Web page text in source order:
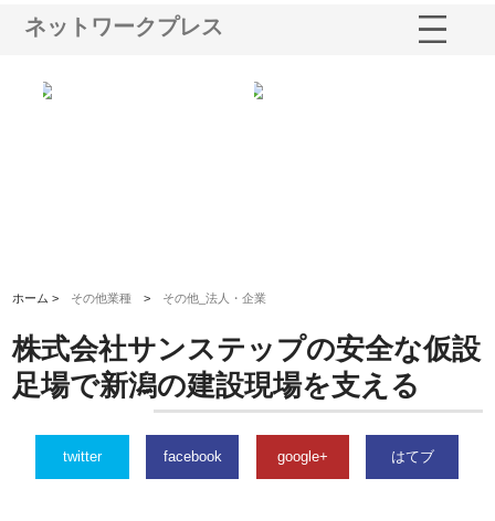
ネットワークプレス
ホーム > その他業種 > その他_法人・企業
株式会社サンステップの安全な仮設
足場で新潟の建設現場を支える
twitter facebook google+ はてブ